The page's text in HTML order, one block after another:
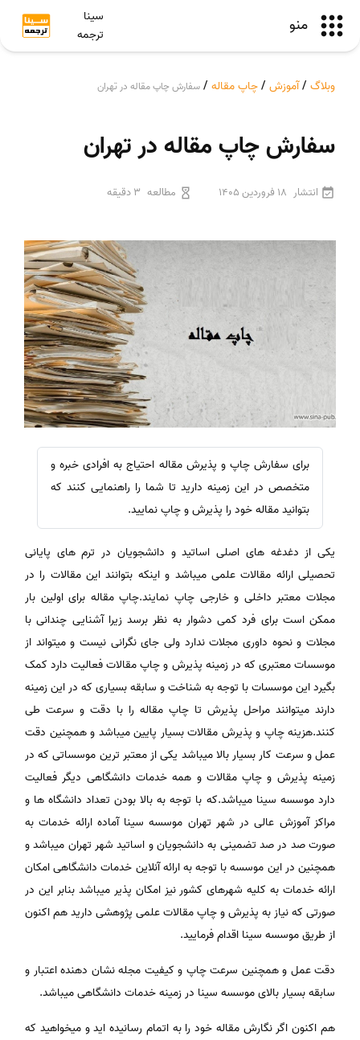
منو
سینا
ترجمه
وبلاگ /آموزش /چاپ مقاله / سفارش چاپ مقاله در تهران
سفارش چاپ مقاله در تهران
انتشار 18 فروردین 1405 مطالعه 3 دقیقه
برای سفارش چاپ و پذیرش مقاله احتیاج به افرادی خبره و
متخصص در این زمینه دارید تا شما را راهنمایی کنند که
بتوانید مقاله خود را پذیرش و چاپ نمایید.
یکی از دغدغه های اصلی اساتید و دانشجویان در ترم های پایانی
تحصیلی ارائه مقالات علمی میباشد و اینکه بتوانند این مقالات را در
مجلات معتبر داخلی و خارجی چاپ نمایند.چاپ مقاله برای اولین بار
ممکن است برای فرد کمی دشوار به نظر برسد زیرا آشنایی چندانی با
مجلات و نحوه داوری مجلات ندارد ولی جای نگرانی نیست و میتواند از
موسسات معتبری که در زمینه پذیرش و چاپ مقالات فعالیت دارد کمک
بگیرد این موسسات با توجه به شناخت و سابقه بسیاری که در این زمینه
دارند میتوانند مراحل پذیرش تا چاپ مقاله را با دقت و سرعت طی
کنند.هزینه چاپ و پذیرش مقالات بسیار پایین میباشد و همچنین دقت
عمل و سرعت کار بسیار بالا میباشد یکی از معتبر ترین موسساتی که در
زمینه پذیرش و چاپ مقالات و همه خدمات دانشگاهی دیگر فعالیت
دارد موسسه سینا میباشد.که با توجه به بالا بودن تعداد دانشگاه ها و
مراکز آموزش عالی در شهر تهران موسسه سینا آماده ارائه خدمات به
صورت صد در صد تضمینی به دانشجویان و اساتید شهر تهران میباشد و
همچنین در این موسسه با توجه به ارائه آنلاین خدمات دانشگاهی امکان
ارائه خدمات به کلیه شهرهای کشور نیز امکان پذیر میباشد بنابر این در
صورتی که نیاز به پذیرش و چاپ مقالات علمی پژوهشی دارید هم اکنون
از طریق موسسه سینا اقدام فرمایید.
دقت عمل و همچنین سرعت چاپ و کیفیت مجله نشان دهنده اعتبار و
سابقه بسیار بالای موسسه سینا در زمینه خدمات دانشگاهی میباشد.
هم اکنون اگر نگارش مقاله خود را به اتمام رسانیده اید و میخواهید که